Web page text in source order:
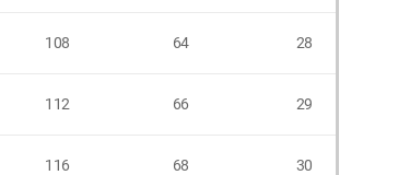
108 64 28
112 66 29
116 68 30